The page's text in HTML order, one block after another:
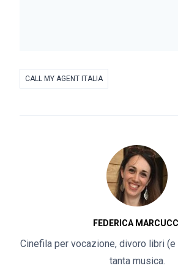
CALL MY AGENT ITALIA
FEDERICA MARCUCCI
Cinefila per vocazione, divoro libri
tanta musica.